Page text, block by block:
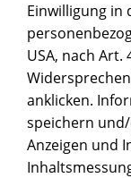
Einwilligung
USA, nach Art.
anklicken.
speichern
Anzeigen und